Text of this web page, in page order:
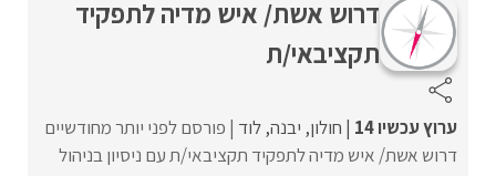
דרוש אשת/ איש מדיה לתפקיד
תקציבאי/ת
ערוץ עכשיו 14 חולון יבנה לוד פורסם לפני יותר מחודשיים
דרוש אשת/ איש מדיה לתפקיד תקציבאי/ת עם ניסיון בניהול